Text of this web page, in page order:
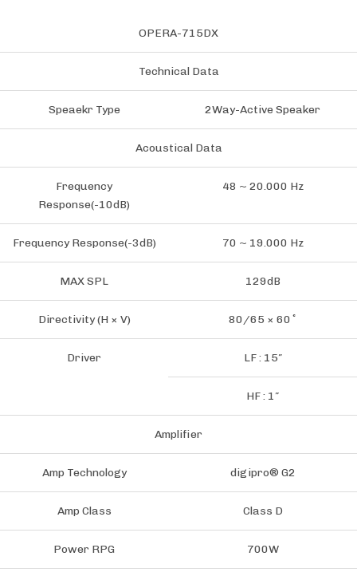
OPERA-715DX
Technical Data
Speaekr Type 2Way-Active Speaker
Acoustical Data
Frequency
Response(-10dB)
48 ~ 20.000 Hz
Frequency Response(-3dB) 70 ~ 19.000 Hz
MAX SPL 129dB
Directivity (H × V) 80/65 × 60˚
Driver LF : 15″
HF : 1″
Amplifier
Amp Technology digipro® G2
Amp Class Class D
Power RPG 700W